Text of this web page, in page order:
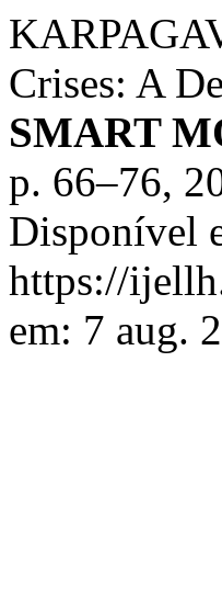
Crises: A
SMART
p. 66–76,
Disponível
https://
em: 7 aug.